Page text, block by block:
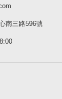
南三路596號